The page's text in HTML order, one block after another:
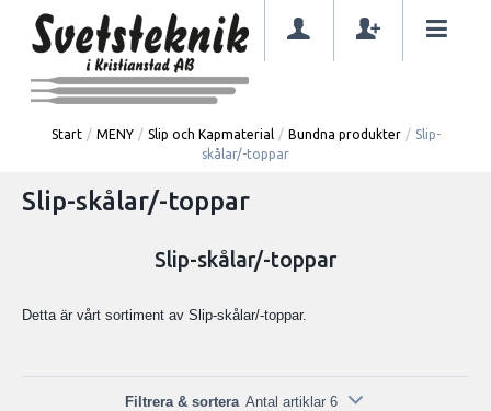
Start / MENY / Slip och Kapmaterial / Bundna produkter / Slip-
skålar/-toppar
Slip-skålar/-toppar
Slip-skålar/-toppar
Detta är vårt sortiment av Slip-skålar/-toppar.
Filtrera & sortera Antal artiklar 6